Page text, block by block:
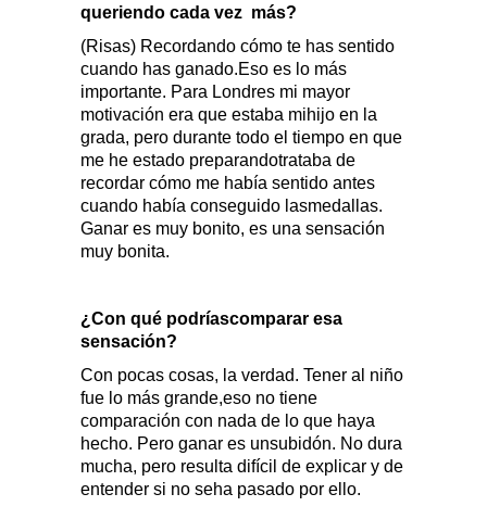
queriendo cada vez más?
(Risas) Recordando cómo te has sentido
cuando has ganado.Eso es lo más
importante. Para Londres mi mayor
motivación era que estaba mihijo en la
grada, pero durante todo el tiempo en que
me he estado preparandotrataba de
recordar cómo me había sentido antes
cuando había conseguido lasmedallas.
Ganar es muy bonito, es una sensación
muy bonita.
¿Con qué podríascomparar esa
sensación?
Con pocas cosas, la verdad. Tener al niño
fue lo más grande,eso no tiene
comparación con nada de lo que haya
hecho. Pero ganar es unsubidón. No dura
mucha, pero resulta difícil de explicar y de
entender si no seha pasado por ello.